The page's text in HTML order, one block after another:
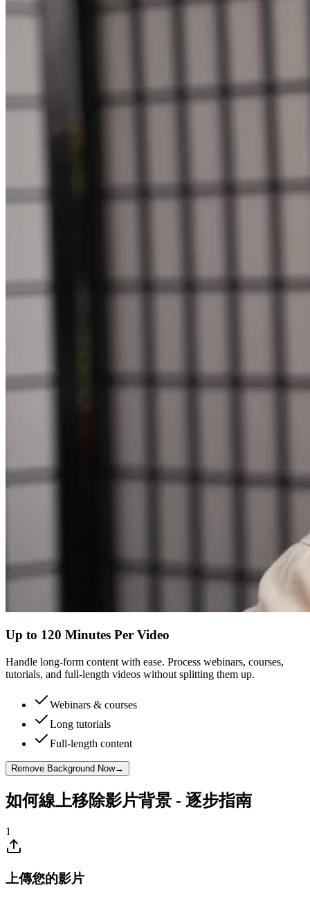
Up to 120 Minutes Per Video
Handle long-form content with ease. Process webinars, courses,
tutorials, and full-length videos without splitting them up.
Webinars & courses
Long tutorials
Full-length content
Remove Background Now→
如何線上移除影片背景 - 逐步指南
1
上傳您的影片